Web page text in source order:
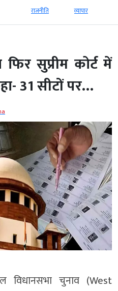
राजनीति व्‍यापार
सुप्रीम कोर्ट में
31 सीटों पर…
विधानसभा चुनाव (West